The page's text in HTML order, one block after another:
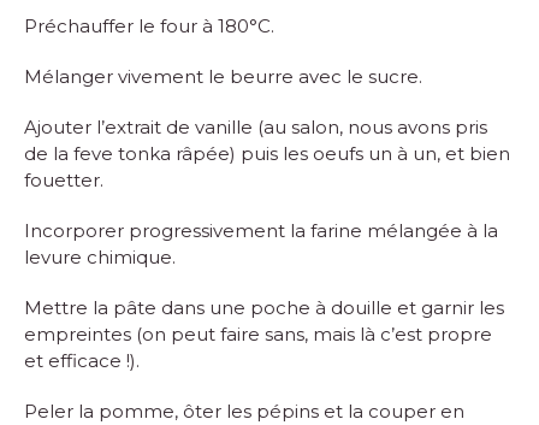
Préchauffer le four à 180°C.
Mélanger vivement le beurre avec le sucre.
Ajouter l’extrait de vanille (au salon, nous avons pris
de la feve tonka râpée) puis les oeufs un à un, et bien
fouetter.
Incorporer progressivement la farine mélangée à la
levure chimique.
Mettre la pâte dans une poche à douille et garnir les
empreintes (on peut faire sans, mais là c’est propre
et efficace !).
Peler la pomme, ôter les pépins et la couper en